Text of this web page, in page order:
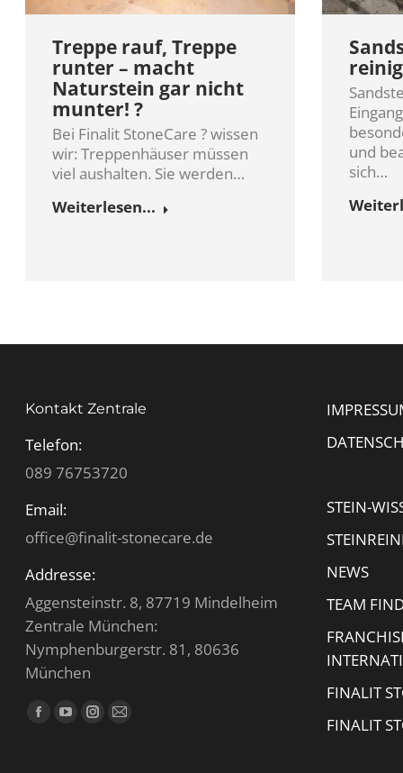
Treppe rauf, Treppe
runter – macht
Naturstein gar nicht
munter! ?
Bei Finalit StoneCare ? wissen
wir: Treppenhäuser müssen
viel aushalten. Sie werden…
Weiterlesen...
und
sich…
Kontakt Zentrale
Telefon:
089 76753720
Email:
office@finalit-stonecare.de
Addresse:
Aggensteinstr. 8, 87719 Mindelheim
Zentrale München:
Nymphenburgerstr. 81, 80636
München
Finden Sie uns auf:
Facebook
YouTube
Instagram
E-
STEIN-
NEWS
TEAM
FINALIT
FINALIT